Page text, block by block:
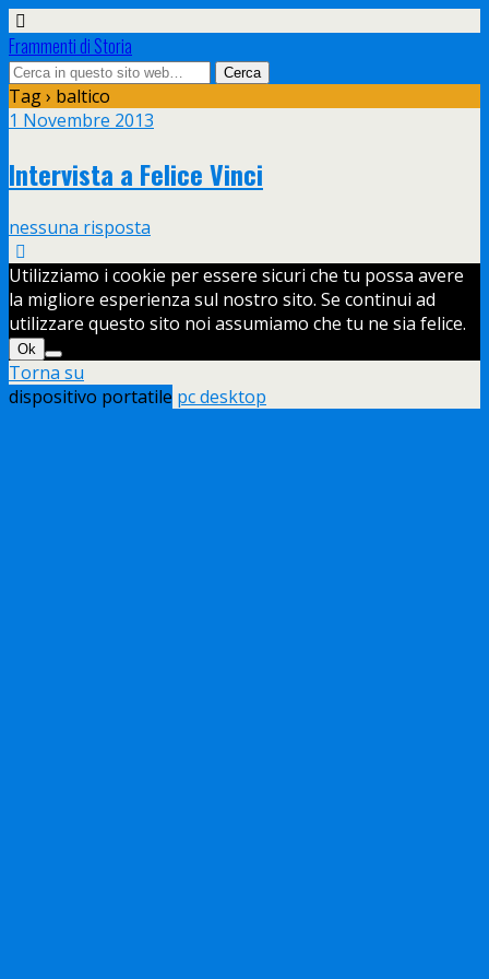
Frammenti di Storia
Tag › baltico
1 Novembre 2013
Intervista a Felice Vinci
nessuna risposta
Utilizziamo i cookie per essere sicuri che tu possa avere
la migliore esperienza sul nostro sito. Se continui ad
utilizzare questo sito noi assumiamo che tu ne sia felice.
Ok
Torna su
dispositivo portatile pc desktop